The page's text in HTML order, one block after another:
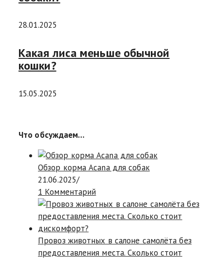
28.01.2025
Какая лиса меньше обычной
кошки?
15.05.2025
Что обсуждаем…
Обзор корма Acana для собак
21.06.2025/
1 Комментарий
Провоз животных в салоне самолёта без
предоставления места. Сколько стоит